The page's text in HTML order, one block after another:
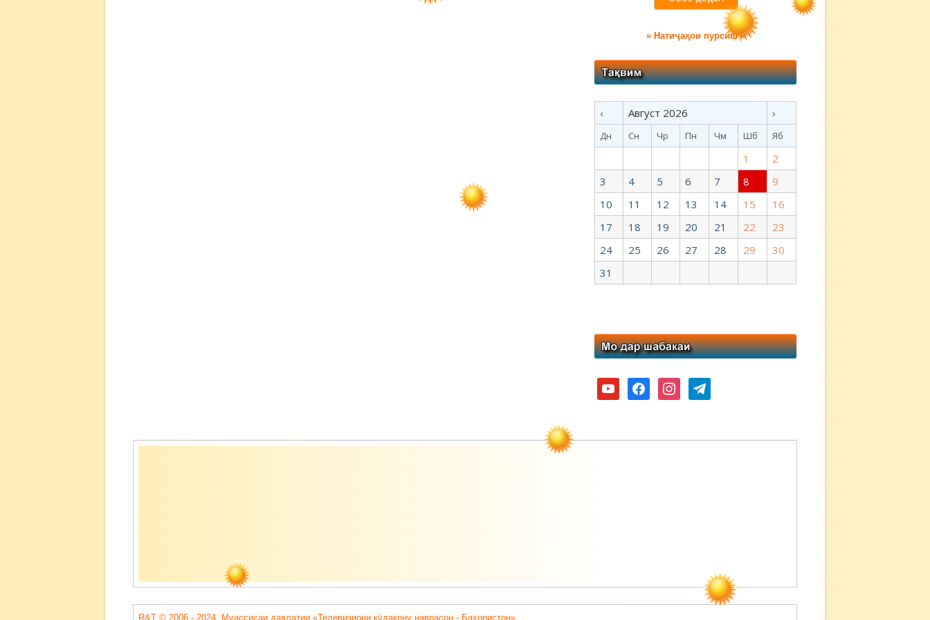
» Натиҷаҳои пурсиш «
‹ Август 2026 ›
Дн Сн Чр Пн Чм Шб Яб
1
2
3
4 5 6 7 8
9
10
11 12 13 14 15
16
17
18 19 20 21 22
23
24
25 26 27 28 29
30
31
youtubefacebookinstagramtelegram
Содержимое
R&T © 2006 - 2024. Муассисаи давлатии «Телевизиони кӯдакону наврасон - Баҳористон».